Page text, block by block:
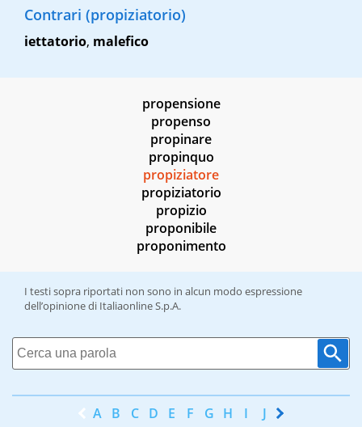
Contrari (propiziatorio)
iettatorio, malefico
propensione
propenso
propinare
propinquo
propiziatore
propiziatorio
propizio
proponibile
proponimento
I testi sopra riportati non sono in alcun modo espressione
dell’opinione di Italiaonline S.p.A.
A B C D E F G H I J K